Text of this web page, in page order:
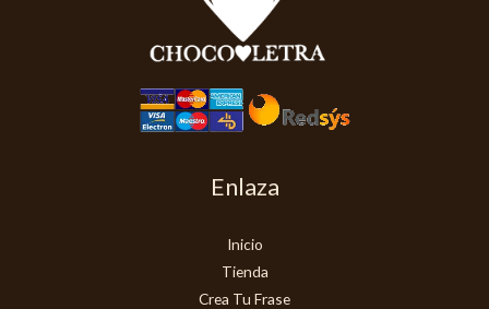
Enlaza
Inicio
Tienda
Crea Tu Frase